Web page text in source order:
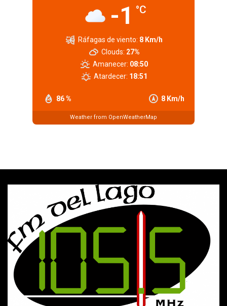
-1 °C
86 % 8 Km/h
Ráfagas de viento: 8 Km/h
Clouds: 27%
Amanecer: 08:50
Atardecer: 18:51
Weather from OpenWeatherMap